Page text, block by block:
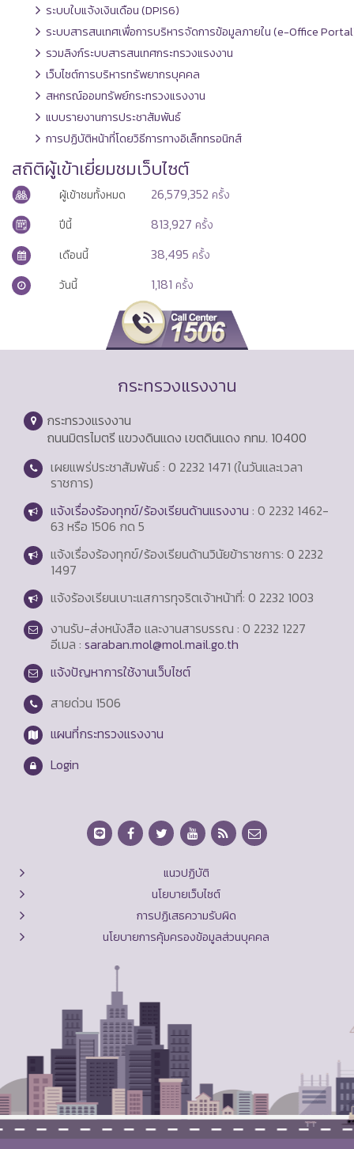
ระบบใบแจ้งเงินเดือน (DPIS6)
ระบบสารสนเทศเพื่อการบริหารจัดการข้อมูลภายใน (e-Office
รวมลิงก์ระบบสารสนเทศกระทรวงแรงงาน
เว็บไซต์การบริหารทรัพยากรบุคคล
สหกรณ์ออมทรัพย์กระทรวงแรงงาน
แบบรายงานการประชาสัมพันธ์
การปฏิบัติหน้าที่โดยวิธีการทางอิเล็กทรอนิกส์
สถิติผู้เข้าเยี่ยมชมเว็บไซต์
ผู้เข้าชมทั้งหมด 26,579,352 ครั้ง
ปีนี้
813,927 ครั้ง
เดือนนี้
38,495 ครั้ง
วันนี้
1,181 ครั้ง
กระทรวงแรงงาน
กระทรวงแรงงาน
ถนนมิตรไมตรี แขวงดินแดง เขตดินแดง กทม. 10400
เผยแพร่ประชาสัมพันธ์ : 0 2232 1471 (ในวันและเวลา
ราชการ)
แจ้งเรื่องร้องทุกข์/ร้องเรียนด้านแรงงาน : 0 2232 1462-
63 หรือ 1506 กด 5
แจ้งเรื่องร้องทุกข์/ร้องเรียนด้านวินัยข้าราชการ: 0 2232
1497
แจ้งร้องเรียนเบาะแสการทุจริตเจ้าหน้าที่: 0 2232 1003
งานรับ-ส่งหนังสือ และงานสารบรรณ : 0 2232 1227
อีเมล : saraban.mol@mol.mail.go.th
แจ้งปัญหาการใช้งานเว็บไซต์
สายด่วน 1506
แผนที่กระทรวงแรงงาน
Login
แนวปฏิบัติ
นโยบายเว็บไซต์
การปฏิเสธความรับผิด
นโยบายการคุ้มครองข้อมูลส่วนบุคคล